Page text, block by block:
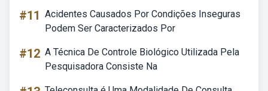
#11 Acidentes Causados Por Condições Inseguras
Podem Ser Caracterizados Por
#12 A Técnica De Controle Biológico Utilizada Pela
Pesquisadora Consiste Na